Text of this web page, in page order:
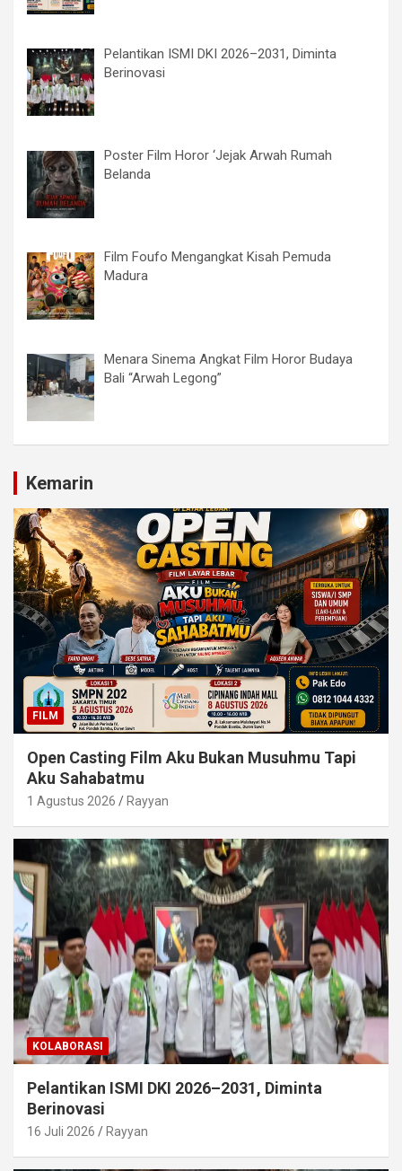
Pelantikan ISMI DKI 2026–2031, Diminta
Berinovasi
Poster Film Horor ‘Jejak Arwah Rumah
Belanda
Film Foufo Mengangkat Kisah Pemuda
Madura
Menara Sinema Angkat Film Horor Budaya
Bali “Arwah Legong”
Kemarin
FILM
Open Casting Film Aku Bukan Musuhmu Tapi
Aku Sahabatmu
1 Agustus 2026 Rayyan
KOLABORASI
Pelantikan ISMI DKI 2026–2031, Diminta
Berinovasi
16 Juli 2026 Rayyan